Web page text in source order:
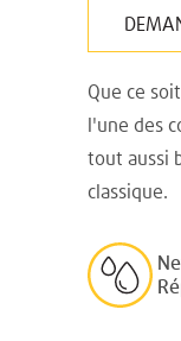
Que ce
l'une des
tout aussi
classique.